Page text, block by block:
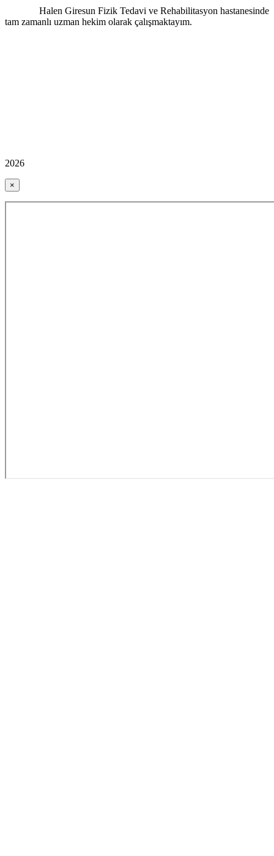
Halen Giresun Fizik Tedavi ve Rehabilitasyon hastanesinde
tam zamanlı uzman hekim olarak çalışmaktayım.
2026
×